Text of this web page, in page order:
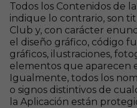
Todos los Contenidos de
indique lo contrario, son
Club y, con carácter
el diseño gráfico, código
gráficos, ilustraciones,
elementos que aparecen
Igualmente, todos los
o signos distintivos de
la Aplicación están